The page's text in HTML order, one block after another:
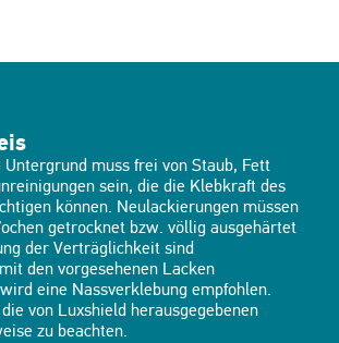
Untergrund muss frei von Staub, Fett
sein, die die Klebkraft des
können. Neulackierungen müssen
getrocknet bzw. völlig ausgehärtet
der Verträglichkeit sind
den vorgesehenen Lacken
eine Nassverklebung empfohlen.
von Luxshield herausgegebenen
zu beachten.